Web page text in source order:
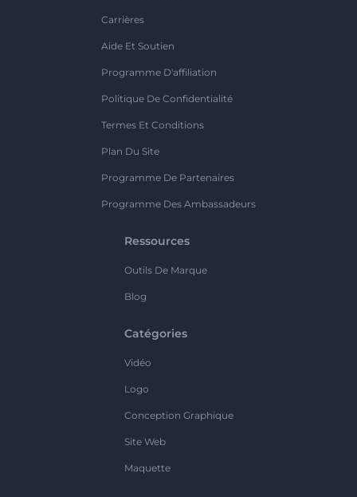
Carrières
Aide Et Soutien
Programme D'affiliation
Politique De Confidentialité
Termes Et Conditions
Plan Du Site
Programme De Partenaires
Programme Des Ambassadeurs
Ressources
Outils De Marque
Blog
Catégories
Vidéo
Logo
Conception Graphique
Site Web
Maquette